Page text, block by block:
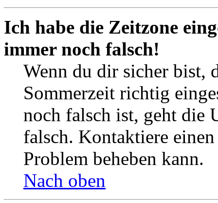
Ich habe die Zeitzone
immer noch falsch!
Wenn du dir sicher bist,
Sommerzeit richtig
noch falsch ist, geht die
falsch. Kontaktiere
Problem beheben kann.
Nach oben